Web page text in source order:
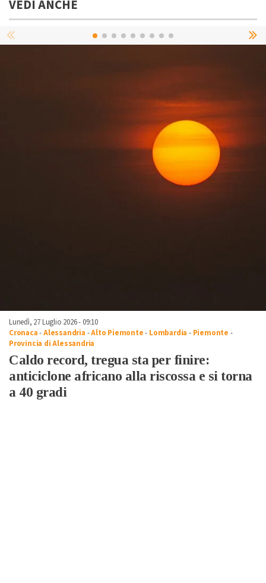
VEDI ANCHE
Lunedì, 27 Luglio 2026 - 09:10
Cronaca-Alessandria -Alto Piemonte- Lombardia - Piemonte -
Provincia di Alessandria
Caldo record, tregua sta per finire:
anticiclone africano alla riscossa e si torna
a 40 gradi